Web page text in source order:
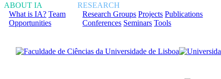
ABOUT IA
What is IA? Team
Opportunities
RESEARCH
Research Groups Projects Publications
Conferences Seminars Tools